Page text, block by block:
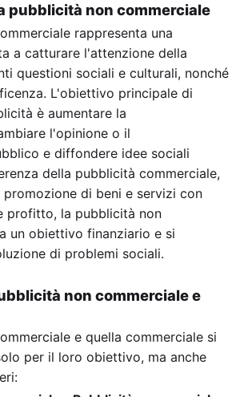
pubblicità non commerciale
rappresenta una
a catturare l'attenzione della
questioni sociali e culturali, nonché
L'obiettivo principale di
è aumentare la
l'opinione o il
e diffondere idee sociali
della pubblicità commerciale,
di beni e servizi con
profitto, la pubblicità non
un obiettivo finanziario e si
di problemi sociali.
non commerciale e
e quella commerciale si
per il loro obiettivo, ma anche